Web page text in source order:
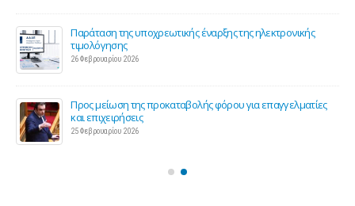
Παράταση της υποχρεωτικής έναρξης της ηλεκτρονικής
τιμολόγησης
26 Φεβρουαρίου 2026
Προς μείωση της προκαταβολής φόρου για επαγγελματίες
και επιχειρήσεις
25 Φεβρουαρίου 2026